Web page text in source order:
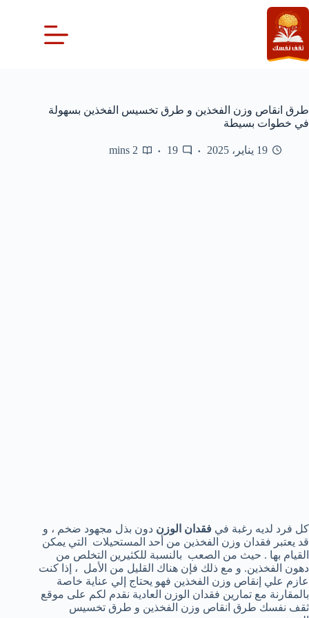
التجاوز
إلى
المحتوى
طرق انقاص وزن الفخذين و طرق تخسيس الفخذين بسهولة
في خطوات بسيطة
19 يناير، 2025 19
2 mins
كل فرد لديه رغبة في فقدان الوزن دون بذل مجهود ضخم ، و
قد يعتبر فقدان وزن الفخذين من أحد المستحيلات التي يمكن
القيام بها . حيث من الصعب بالنسبة للكثيرين التخلص من
دهون الفخذين. و مع ذلك فإن هناك القليل من الأمل ، إذا كنت
عازم علي إنقاص وزن الفخذين فهو يحتاج إلي عناية خاصة
بالمقارنة مع تمارين فقدان الوزن العادية نقدم لكم على موقع
ثقف نفسك طرق انقاص وزن الفخذين و طرق تخسيس